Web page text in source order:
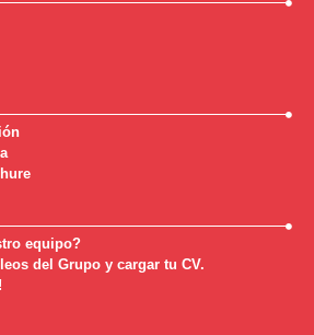
equipo?
del Grupo y cargar tu CV.